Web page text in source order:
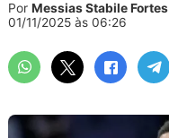
Por Messias Stabile Fortes
01/11/2025 às 06:26